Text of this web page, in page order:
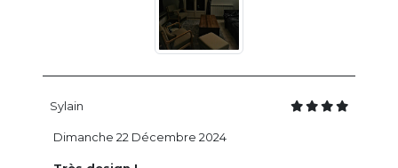
Sylain
Dimanche 22 Décembre 2024